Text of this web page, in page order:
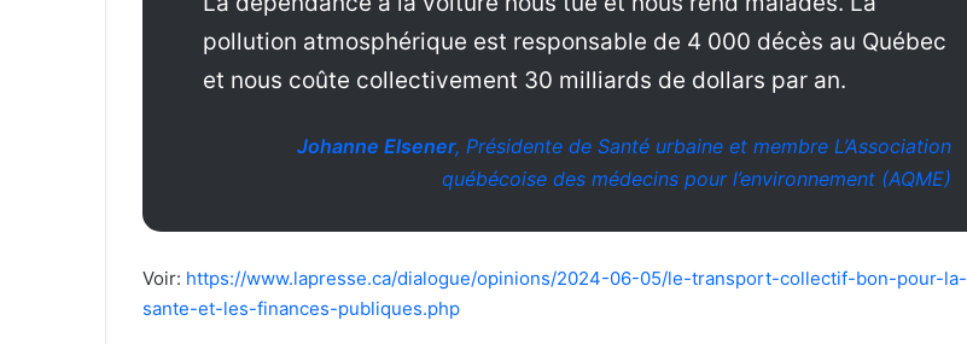
pollution atmosphérique est responsable de 4 000 décès au Québec
et nous coûte collectivement 30 milliards de dollars par an.
Johanne Elsener, Présidente de Santé urbaine et membre L’Association
québécoise des médecins pour l’environnement (AQME)
Voir: https://www.lapresse.ca/dialogue/opinions/2024-06-05/le-transport-collectif-bon-pour-la-
sante-et-les-finances-publiques.php